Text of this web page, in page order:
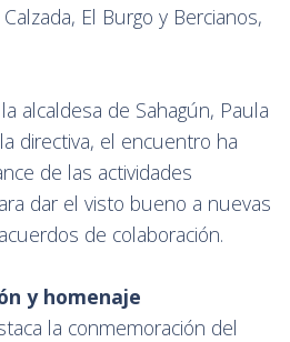
El Burgo y Bercianos,
alcaldesa de Sahagún, Paula
directiva, el encuentro ha
de las actividades
dar el visto bueno a nuevas
de colaboración.
y homenaje
la conmemoración del